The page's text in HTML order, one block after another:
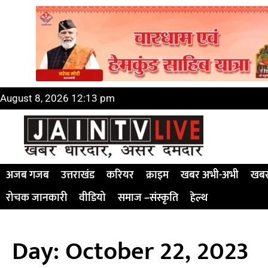
August 8, 2026 12:13 pm
अजब गजब उत्तराखंड करियर क्राइम खबर अभी-अभी
रोचक जानकारी
वीडियो समाज –संस्कृति हेल्थ
Day: October 22, 2023